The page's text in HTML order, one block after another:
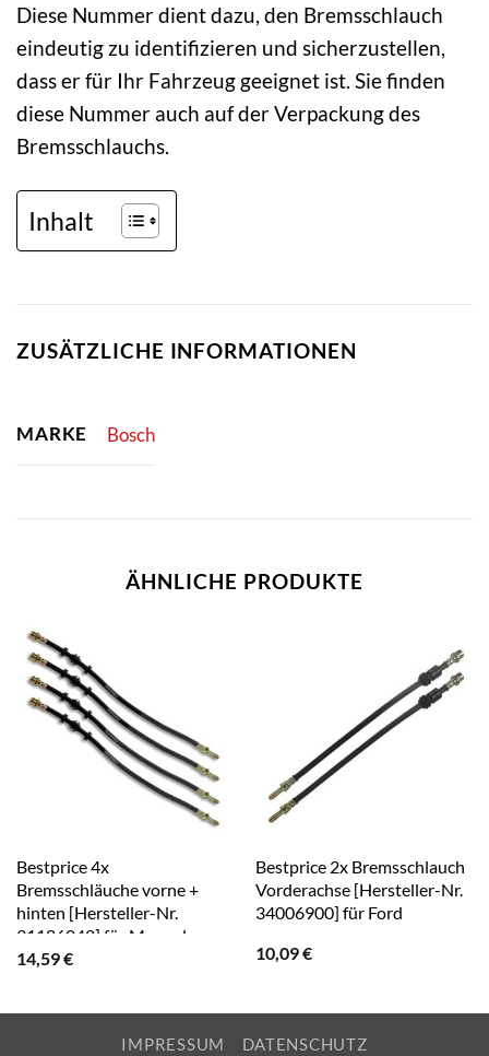
Diese Nummer dient dazu, den Bremsschlauch
eindeutig zu identifizieren und sicherzustellen,
dass er für Ihr Fahrzeug geeignet ist. Sie finden
diese Nummer auch auf der Verpackung des
Bremsschlauchs.
Inhalt
ZUSÄTZLICHE INFORMATIONEN
MARKE Bosch
ÄHNLICHE PRODUKTE
Bestprice 4x
Bremsschläuche vorne +
hinten [Hersteller-Nr.
31186042] für Mercedes-
Benz
14,59€
Bestprice 2x Bremsschlauch
Vorderachse [Hersteller-Nr.
34006900] für Ford
10,09€
IMPRESSUM DATENSCHUTZ